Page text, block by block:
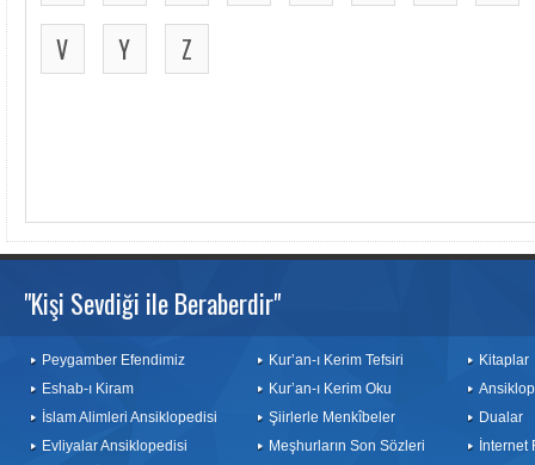
V
Y Z
"Kişi Sevdiği ile Beraberdir"
Peygamber Efendimiz
Eshab-ı Kiram
İslam Alimleri Ansiklopedisi
Evliyalar Ansiklopedisi
Kur’an-ı Kerim Tefsiri
Kur’an-ı Kerim Oku
Şiirlerle Menkîbeler
Meşhurların Son Sözleri
Kitaplar
Dualar
İnternet